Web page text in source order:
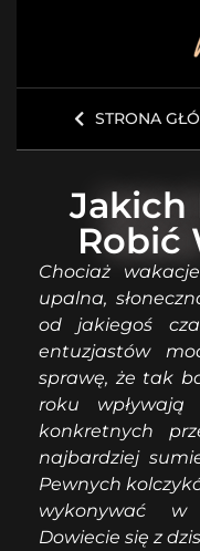
STRONA
Jakich
Robić
Chociaż
upalna,
od jakiegoś
entuzjastów
sprawę, że tak
roku
konkretnych
najbardziej
Pewnych
wykonywać w
Dowiecie się z